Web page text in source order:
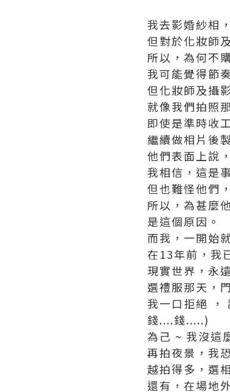
我去影婚紗相
但對於化妝師
所以，為何不
我可能覺得節
但化妝師及攝
就像我們拍照
即使是準時收
繼續做相片後
他們表面上說
我相信，這是
但也難怪他們
所以，為甚麼
是這個原因。
而我，一開始
在13年前，我
現實世界，永
選禮服那天，
我一口拒絕
錢....錢.....)
為己 ~ 我沒這
再拍夜景，我
越拍得多，選
還有，在場地